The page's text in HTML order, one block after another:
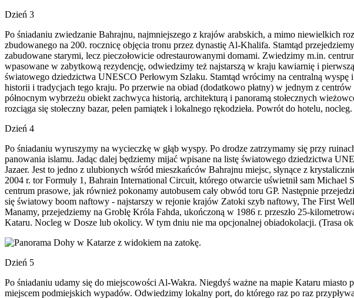
Dzień 3
Po śniadaniu zwiedzanie Bahrajnu, najmniejszego z krajów arabskich, a mimo niewielkich
zbudowanego na 200. rocznicę objęcia tronu przez dynastię Al-Khalifa. Stamtąd
zabudowane starymi, lecz pieczołowicie odrestaurowanymi domami. Zwiedzimy m.in.
wpasowane w zabytkową rezydencję, odwiedzimy też najstarszą w kraju kawiarnię i
światowego dziedzictwa UNESCO Perłowym Szlaku. Stamtąd wrócimy na centralną
historii i tradycjach tego kraju. Po przerwie na obiad (dodatkowo płatny) w jednym z
północnym wybrzeżu obiekt zachwyca historią, architekturą i panoramą stołecznych
rozciąga się stołeczny bazar, pełen pamiątek i lokalnego rękodzieła. Powrót do hotelu,
Dzień 4
Po śniadaniu wyruszymy na wycieczkę w głąb wyspy. Po drodze zatrzymamy się przy
panowania islamu. Jadąc dalej będziemy mijać wpisane na listę światowego dziedzictwa
Jazaer. Jest to jedno z ulubionych wśród mieszkańców Bahrajnu miejsc, słynące z
2004 r. tor Formuły 1, Bahrain International Circuit, którego otwarcie uświetnił sam
centrum prasowe, jak również pokonamy autobusem cały obwód toru GP. Następnie
się światowy boom naftowy - najstarszy w rejonie krajów Zatoki szyb naftowy, The First
Manamy, przejedziemy na Groblę Króla Fahda, ukończoną w 1986 r. przeszło 25-
Kataru. Nocleg w Dosze lub okolicy. W tym dniu nie ma opcjonalnej obiadokolacji. (Trasa
Dzień 5
Po śniadaniu udamy się do miejscowości Al-Wakra. Niegdyś ważne na mapie Kataru miasto
miejscem podmiejskich wypadów. Odwiedzimy lokalny port, do którego raz po raz